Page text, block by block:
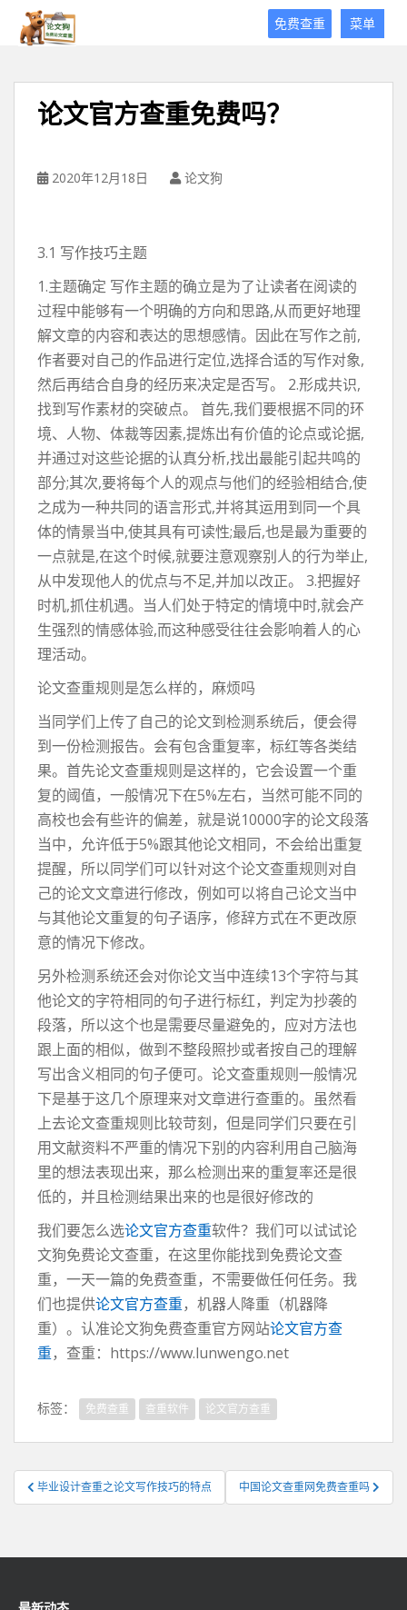
菜单
免费查重
论文官方查重免费吗？
2020年12月18日 论文狗
3.1 写作技巧主题
1.主题确定 写作主题的确立是为了让读者在阅读的
过程中能够有一个明确的方向和思路,从而更好地理
解文章的内容和表达的思想感情。因此在写作之前,
作者要对自己的作品进行定位,选择合适的写作对象,
然后再结合自身的经历来决定是否写。 2.形成共识,
找到写作素材的突破点。 首先,我们要根据不同的环
境、人物、体裁等因素,提炼出有价值的论点或论据,
并通过对这些论据的认真分析,找出最能引起共鸣的
部分;其次,要将每个人的观点与他们的经验相结合,使
之成为一种共同的语言形式,并将其运用到同一个具
体的情景当中,使其具有可读性;最后,也是最为重要的
一点就是,在这个时候,就要注意观察别人的行为举止,
从中发现他人的优点与不足,并加以改正。 3.把握好
时机,抓住机遇。当人们处于特定的情境中时,就会产
生强烈的情感体验,而这种感受往往会影响着人的心
理活动。
论文查重规则是怎么样的，麻烦吗
当同学们上传了自己的论文到检测系统后，便会得
到一份检测报告。会有包含重复率，标红等各类结
果。首先论文查重规则是这样的，它会设置一个重
复的阈值，一般情况下在5%左右，当然可能不同的
高校也会有些许的偏差，就是说10000字的论文段落
当中，允许低于5%跟其他论文相同，不会给出重复
提醒，所以同学们可以针对这个论文查重规则对自
己的论文文章进行修改，例如可以将自己论文当中
与其他论文重复的句子语序，修辞方式在不更改原
意的情况下修改。
另外检测系统还会对你论文当中连续13个字符与其
他论文的字符相同的句子进行标红，判定为抄袭的
段落，所以这个也是需要尽量避免的，应对方法也
跟上面的相似，做到不整段照抄或者按自己的理解
写出含义相同的句子便可。论文查重规则一般情况
下是基于这几个原理来对文章进行查重的。虽然看
上去论文查重规则比较苛刻，但是同学们只要在引
用文献资料不严重的情况下别的内容利用自己脑海
里的想法表现出来，那么检测出来的重复率还是很
低的，并且检测结果出来的也是很好修改的
我们要怎么选论文官方查重软件？我们可以试试论
文狗免费论文查重，在这里你能找到免费论文查
重，一天一篇的免费查重，不需要做任何任务。我
们也提供论文官方查重，机器人降重（机器降
重）。认准论文狗免费查重官方网站论文官方查
重，查重：https://www.lunwengo.net
标签： 免费查重 查重软件 论文官方查重
文
章
航
毕业设计查重之论文写作技巧的特点 中国论文查重网免费查重吗